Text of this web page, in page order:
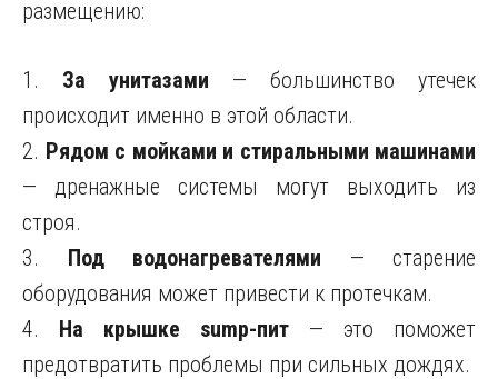
размещению:
1. За унитазами — большинство утечек
происходит именно в этой области.
2. Рядом с мойками и стиральными машинами
— дренажные системы могут выходить из
строя.
3. Под водонагревателями — старение
оборудования может привести к протечкам.
4. На крышке sump-пит — это поможет
предотвратить проблемы при сильных дождях.